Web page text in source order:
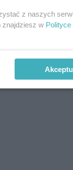
z naszych
znajdziesz w Polityce